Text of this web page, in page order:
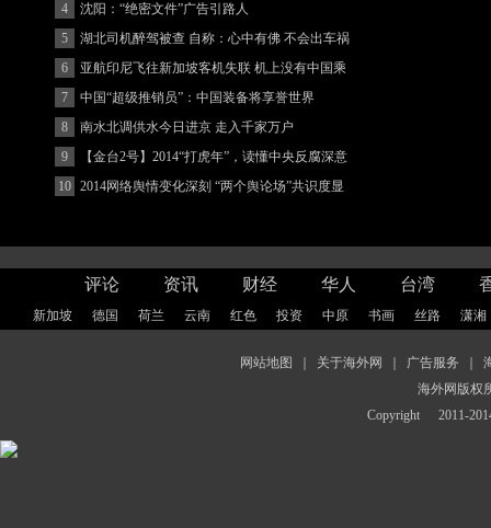
4
沈阳：“绝密文件”广告引路人
5
湖北司机醉驾被查 自称：心中有佛 不会出车祸
(图)
6
亚航印尼飞往新加坡客机失联 机上没有中国乘
客
7
中国“超级推销员”：中国装备将享誉世界
8
南水北调供水今日进京 走入千家万户
9
【金台2号】2014“打虎年”，读懂中央反腐深意
10 2014网络舆情变化深刻 “两个舆论场”共识度显
评论 资讯 财经 华人 台湾
新加坡 德国 荷兰 云南 红色 投资 中原 书画 丝路 潇湘
网站地图 关于海外网 广告服务
海外网版权
Copyright
2011-